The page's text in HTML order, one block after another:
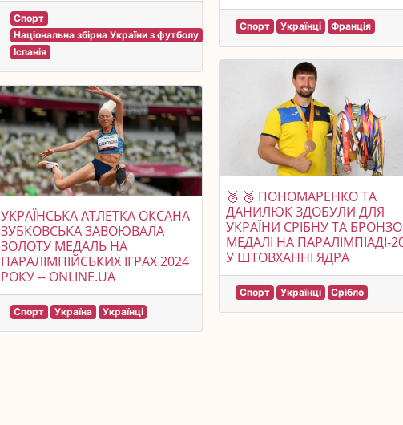
Спорт
Національна збірна України з футболу
Іспанія
УКРАЇНСЬКА АТЛЕТКА ОКСАНА
ЗУБКОВСЬКА ЗАВОЮВАЛА
ЗОЛОТУ МЕДАЛЬ НА
ПАРАЛІМПІЙСЬКИХ ІГРАХ 2024
РОКУ -- ONLINE.UA
Спорт Україна Українці
Спорт Українці Франція
🥈 🥉 ПОНОМАРЕНКО ТА
ДАНИЛЮК ЗДОБУЛИ ДЛЯ
УКРАЇНИ СРІБНУ ТА
МЕДАЛІ НА ПАРАЛІМПІАДІ-
У ШТОВХАННІ ЯДРА
Спорт Українці Срібло